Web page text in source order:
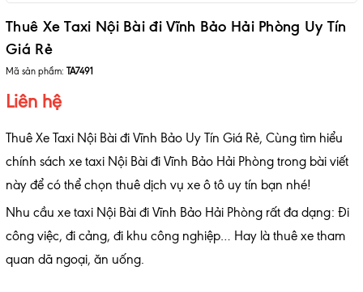
Thuê Xe Taxi Nội Bài đi Vĩnh Bảo Hải Phòng Uy Tín
Giá Rẻ
Mã sản phẩm: TA7491
Liên hệ
Thuê Xe Taxi Nội Bài đi Vĩnh Bảo Uy Tín Giá Rẻ, Cùng tìm hiểu
chính sách xe taxi Nội Bài đi Vĩnh Bảo Hải Phòng trong bài viết
này để có thể chọn thuê dịch vụ xe ô tô uy tín bạn nhé!
Nhu cầu xe taxi Nội Bài đi Vĩnh Bảo Hải Phòng rất đa dạng: Đi
công việc, đi cảng, đi khu công nghiệp… Hay là thuê xe tham
quan dã ngoại, ăn uống.